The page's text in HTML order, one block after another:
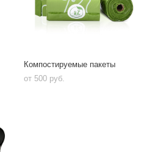
Компостируемые пакеты
от 500 pуб.